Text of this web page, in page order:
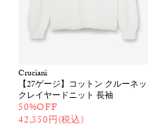
Cruciani
【27ゲージ】コットン クルーネッ
クレイヤードニット 長袖
50%OFF
42,350円(税込)